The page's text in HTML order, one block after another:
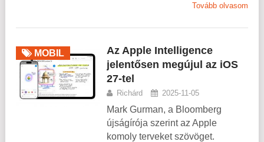
Tovább olvasom
MOBIL
Az Apple Intelligence
jelentősen megújul az iOS
27-tel
Richárd 2025-11-05
Mark Gurman, a Bloomberg
újságírója szerint az Apple
komoly terveket szövöget.